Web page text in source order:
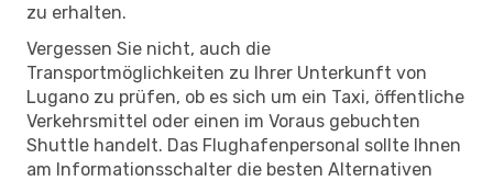
zu erhalten.
Vergessen Sie nicht, auch die
Transportmöglichkeiten zu Ihrer Unterkunft von
Lugano zu prüfen, ob es sich um ein Taxi, öffentliche
Verkehrsmittel oder einen im Voraus gebuchten
Shuttle handelt. Das Flughafenpersonal sollte Ihnen
am Informationsschalter die besten Alternativen